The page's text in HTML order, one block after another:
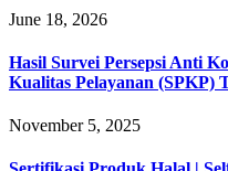
June 18, 2026
Hasil Survei Persepsi Anti
Kualitas Pelayanan (SPKP)
November 5, 2025